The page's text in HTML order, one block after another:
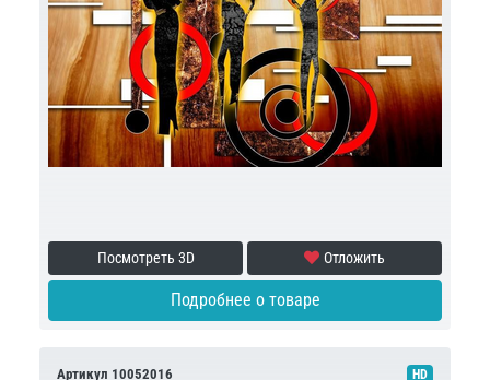
Посмотреть 3D Отложить
Подробнее о товаре
Артикул 10052016 HD